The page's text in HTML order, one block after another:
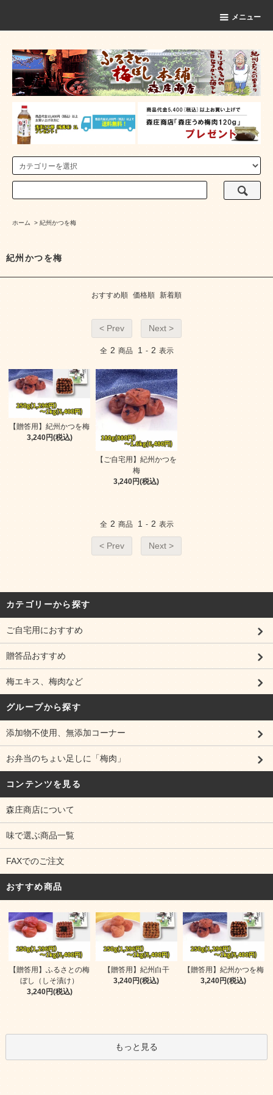
メニュー
ホーム > 紀州かつを梅
紀州かつを梅
おすすめ順 価格順 新着順
< Prev Next >
全 2 商品 1 - 2 表示
【贈答用】紀州かつを梅
3,240円(税込)
【ご自宅用】紀州かつを
梅
3,240円(税込)
全 2 商品 1 - 2 表示
< Prev Next >
カテゴリーから探す
ご自宅用におすすめ
贈答品おすすめ
梅エキス、梅肉など
グループから探す
添加物不使用、無添加コーナー
お弁当のちょい足しに「梅肉」
コンテンツを見る
森庄商店について
味で選ぶ商品一覧
FAXでのご注文
おすすめ商品
【贈答用】ふるさとの梅
ぼし（しそ漬け）
3,240円(税込)
【贈答用】紀州白干
3,240円(税込)
【贈答用】紀州かつを梅
3,240円(税込)
もっと見る